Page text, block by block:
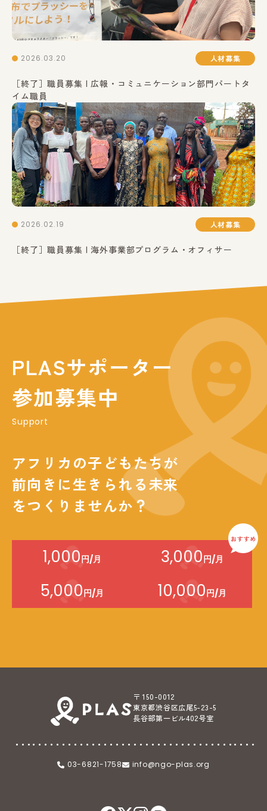
2026.03.20 人材募集
［終了］職員募集 | 広報・コミュニケーション部門パートタ
イム職員
2026.02.19 人材募集
［終了］職員募集 | 海外事業部プログラム・オフィサー
PLASサポーター
参加募集中
Support
アフリカの子どもたちが
前向きに生きられる未来
をつくりませんか？
1,000円/月 3,000円/月
5,000円/月 10,000円/月
〒 150-0012
東京都渋谷区広尾5-23-5
長谷部第一ビル402号室
03-6821-1758 info@ngo-plas.org